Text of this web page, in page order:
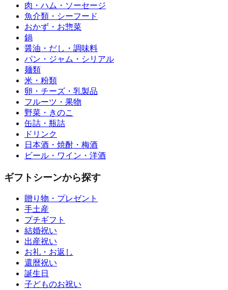
肉・ハム・ソーセージ
魚介類・シーフード
おかず・お惣菜
鍋
醤油・だし・調味料
パン・ジャム・シリアル
麺類
米・粉類
卵・チーズ・乳製品
フルーツ・果物
野菜・きのこ
缶詰・瓶詰
ドリンク
日本酒・焼酎・梅酒
ビール・ワイン・洋酒
ギフトシーンから探す
贈り物・プレゼント
手土産
プチギフト
結婚祝い
出産祝い
お礼・お返し
還暦祝い
誕生日
子どものお祝い